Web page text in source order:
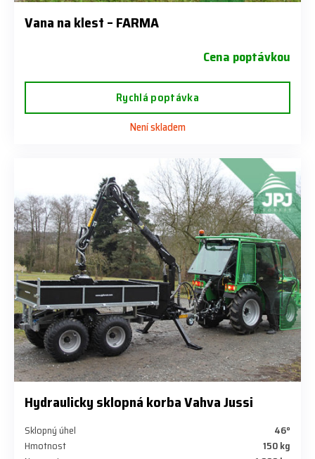
Vana na klest – FARMA
Cena poptávkou
Rychlá poptávka
Není skladem
Hydraulicky sklopná korba Vahva Jussi
Sklopný úhel
46°
Hmotnost
150 kg